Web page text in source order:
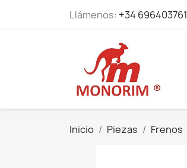
Llámenos: +34 696403761
Inicio Piezas Frenos